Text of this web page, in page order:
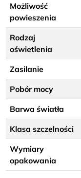
Możliwość
powieszenia
Rodzaj
oświetlenia
Zasilanie
Pobór mocy
Barwa światła
Klasa szczelności
Wymiary
opakowania